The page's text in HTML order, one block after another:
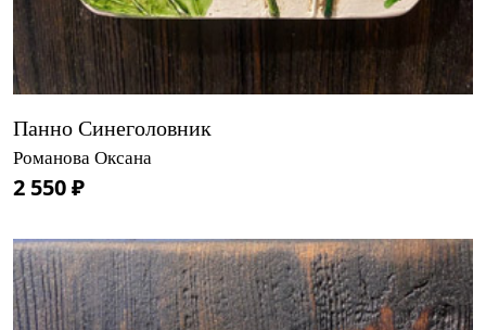
Панно Синеголовник
Романова Оксана
2 550 ₽